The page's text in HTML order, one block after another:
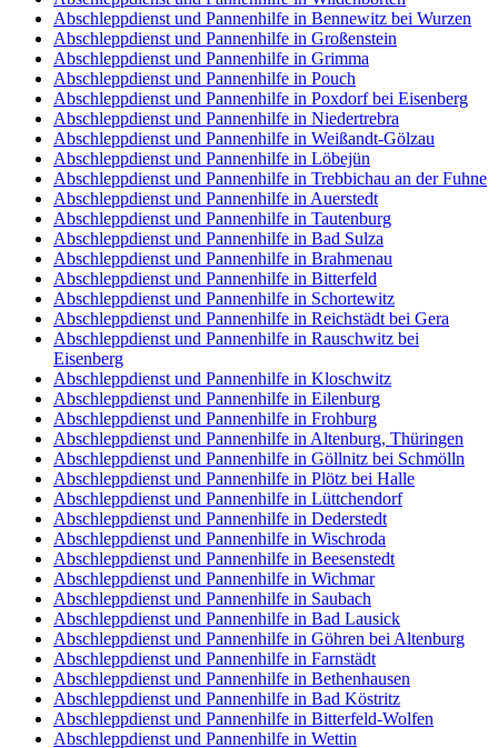
Abschleppdienst und Pannenhilfe in Bennewitz bei Wurzen
Abschleppdienst und Pannenhilfe in Großenstein
Abschleppdienst und Pannenhilfe in Grimma
Abschleppdienst und Pannenhilfe in Pouch
Abschleppdienst und Pannenhilfe in Poxdorf bei Eisenberg
Abschleppdienst und Pannenhilfe in Niedertrebra
Abschleppdienst und Pannenhilfe in Weißandt-Gölzau
Abschleppdienst und Pannenhilfe in Löbejün
Abschleppdienst und Pannenhilfe in Trebbichau an der Fuhne
Abschleppdienst und Pannenhilfe in Auerstedt
Abschleppdienst und Pannenhilfe in Tautenburg
Abschleppdienst und Pannenhilfe in Bad Sulza
Abschleppdienst und Pannenhilfe in Brahmenau
Abschleppdienst und Pannenhilfe in Bitterfeld
Abschleppdienst und Pannenhilfe in Schortewitz
Abschleppdienst und Pannenhilfe in Reichstädt bei Gera
Abschleppdienst und Pannenhilfe in Rauschwitz bei
Eisenberg
Abschleppdienst und Pannenhilfe in Kloschwitz
Abschleppdienst und Pannenhilfe in Eilenburg
Abschleppdienst und Pannenhilfe in Frohburg
Abschleppdienst und Pannenhilfe in Altenburg, Thüringen
Abschleppdienst und Pannenhilfe in Göllnitz bei Schmölln
Abschleppdienst und Pannenhilfe in Plötz bei Halle
Abschleppdienst und Pannenhilfe in Lüttchendorf
Abschleppdienst und Pannenhilfe in Dederstedt
Abschleppdienst und Pannenhilfe in Wischroda
Abschleppdienst und Pannenhilfe in Beesenstedt
Abschleppdienst und Pannenhilfe in Wichmar
Abschleppdienst und Pannenhilfe in Saubach
Abschleppdienst und Pannenhilfe in Bad Lausick
Abschleppdienst und Pannenhilfe in Göhren bei Altenburg
Abschleppdienst und Pannenhilfe in Farnstädt
Abschleppdienst und Pannenhilfe in Bethenhausen
Abschleppdienst und Pannenhilfe in Bad Köstritz
Abschleppdienst und Pannenhilfe in Bitterfeld-Wolfen
Abschleppdienst und Pannenhilfe in Wettin